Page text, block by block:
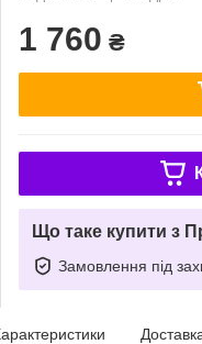
1 760 ₴
Що таке купити з
Замовлення під